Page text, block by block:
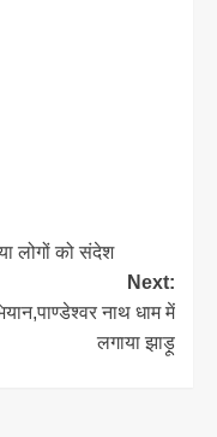
लोगों को संदेश
Next:
नाथ धाम में
लगाया झाड़ू